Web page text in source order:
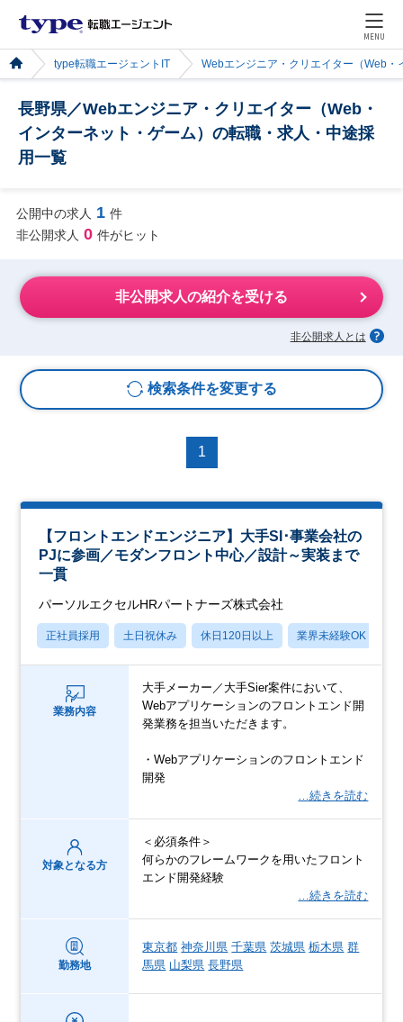
MENU
type転職エージェントIT Webエンジニア・クリエイター（Web・
長野県／Webエンジニア・クリエイター（Web・
インターネット・ゲーム）の転職・求人・中途採
用一覧
公開中の求人 1 件
非公開求人 0 件がヒット
非公開求人の紹介を受ける
非公開求人とは
検索条件を変更する
1
【フロントエンドエンジニア】大手SI･事業会社の
PJに参画／モダンフロント中心／設計～実装まで
一貫
パーソルエクセルHRパートナーズ株式会社
正社員採用 土日祝休み 休日120日以上 業界未経験OK
業務内容
大手メーカー／大手Sier案件において、
Webアプリケーションのフロントエンド開
発業務を担当いただきます。
・Webアプリケーションのフロントエンド
開発
…続きを読む
対象となる方
＜必須条件＞
何らかのフレームワークを用いたフロント
エンド開発経験
…続きを読む
勤務地
東京都 神奈川県 千葉県 茨城県 栃木県 群
馬県 山梨県 長野県